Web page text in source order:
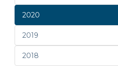
2020
2019
2018